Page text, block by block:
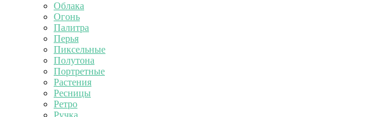
Облака
Огонь
Палитра
Перья
Пиксельные
Полутона
Портретные
Растения
Ресницы
Ретро
Ручка